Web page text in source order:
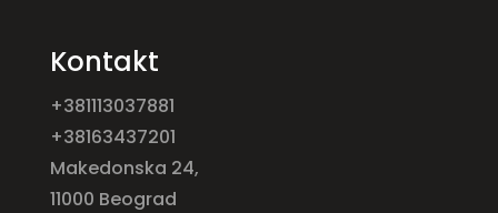
Kontakt
+381113037881
+38163437201
Makedonska 24,
11000 Beograd